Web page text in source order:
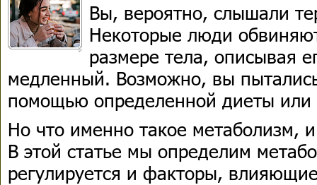
Вы, вероятно, слышали
Некоторые люди
размере тела, описывая
медленный. Возможно, вы
помощью определенной диеты
Но что именно такое метаболизм,
В этой статье мы определим
регулируется и факторы,